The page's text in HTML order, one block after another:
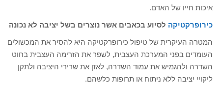
איכות חייו של האדם.
כירופרקטיקה לסיוע בכאבים אשר נוצרים בשל יציבה לא נכונה
המטרה העיקרית של טיפול כירופרקטיקה היא להסיר את המכשולים
העומדים בפני המערכת העצבית, לשפר את הזרימה העצבית בחוט
השדרה ולהגמיש את עמוד השדרה, לאזן את שרירי היציבה ולתקן
ליקויי יציבה ללא ניתוח או תרופות כלשהם.